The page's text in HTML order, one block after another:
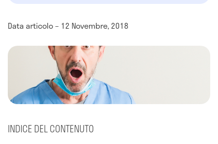
Data articolo – 12 Novembre, 2018
INDICE DEL CONTENUTO